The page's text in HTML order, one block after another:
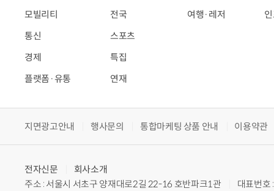
모빌리티
통신
경제
플랫폼·유통
전국
스포츠
특집
연재
여행·레저
지면광고안내 행사문의 통합마케팅 상품 안내 이용약관
전자신문
회사소개
주소 : 서울시 서초구 양재대로2길 22-16 호반파크1관
대표번